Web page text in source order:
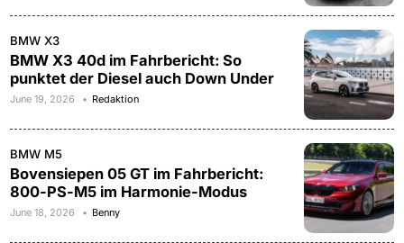
BMW X3
BMW X3 40d im Fahrbericht: So
punktet der Diesel auch Down Under
June 19, 2026 Redaktion
BMW M5
Bovensiepen 05 GT im Fahrbericht:
800-PS-M5 im Harmonie-Modus
June 18, 2026 Benny